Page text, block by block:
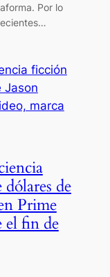
Por lo
de
Prime
el fin de